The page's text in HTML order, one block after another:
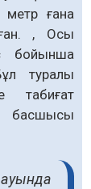
метр ғана
, Осы
бойынша
туралы
табиғат
басшысы